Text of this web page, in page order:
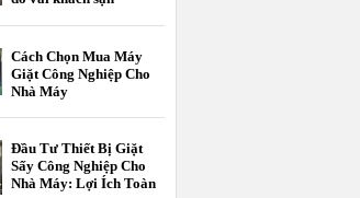
Cách Chọn Mua Máy
Giặt Công Nghiệp Cho
Nhà Máy
Đầu Tư Thiết Bị Giặt
Sấy Công Nghiệp Cho
Nhà Máy: Lợi Ích Toàn